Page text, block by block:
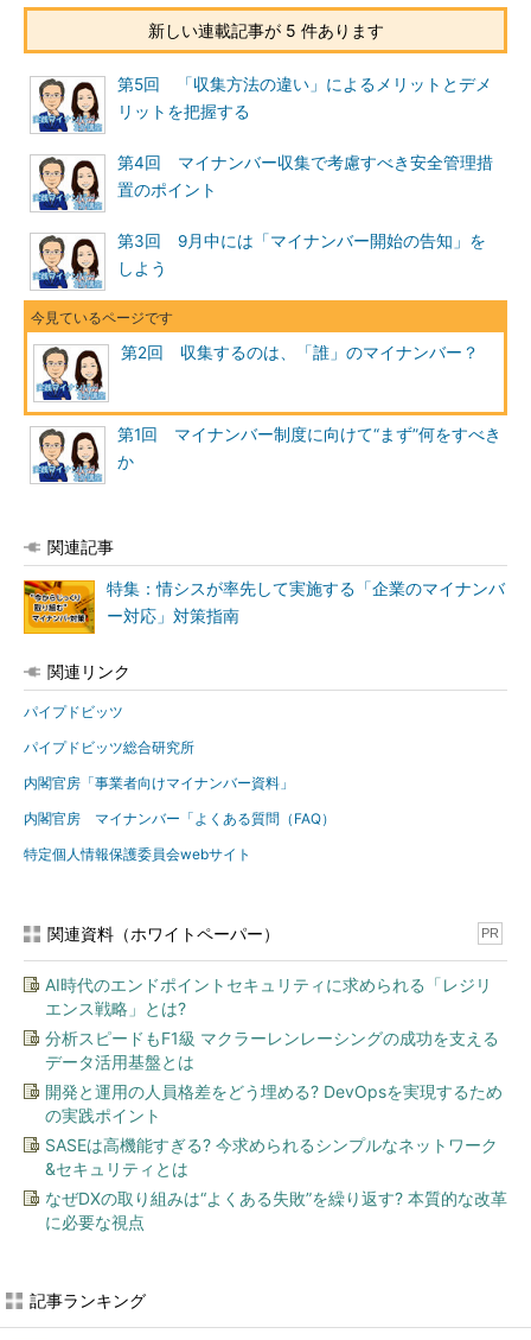
新しい連載記事が 5 件あります
第5回 「収集方法の違い」によるメリットとデメ
リットを把握する
第4回 マイナンバー収集で考慮すべき安全管理措
置のポイント
第3回 9月中には「マイナンバー開始の告知」を
しよう
第2回 収集するのは、「誰」のマイナンバー？
第1回 マイナンバー制度に向けて“まず”何をすべき
か
関連記事
特集：情シスが率先して実施する「企業のマイナンバ
ー対応」対策指南
関連リンク
パイプドビッツ
パイプドビッツ総合研究所
内閣官房「事業者向けマイナンバー資料」
内閣官房 マイナンバー「よくある質問（FAQ）
特定個人情報保護委員会webサイト
関連資料（ホワイトペーパー） PR
AI時代のエンドポイントセキュリティに求められる「レジリ
エンス戦略」とは?
分析スピードもF1級 マクラーレンレーシングの成功を支える
データ活用基盤とは
開発と運用の人員格差をどう埋める? DevOpsを実現するため
の実践ポイント
SASEは高機能すぎる? 今求められるシンプルなネットワーク
&セキュリティとは
なぜDXの取り組みは“よくある失敗”を繰り返す? 本質的な改革
に必要な視点
記事ランキング